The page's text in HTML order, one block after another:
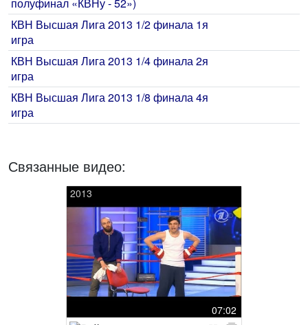
полуфинал «КВНу - 52»)
КВН Высшая Лига 2013 1/2 финала 1я
игра
КВН Высшая Лига 2013 1/4 финала 2я
игра
КВН Высшая Лига 2013 1/8 финала 4я
игра
Связанные видео:
2013
07:02